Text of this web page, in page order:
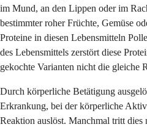
im Mund, an den Lippen oder im
bestimmter roher Früchte, Gemüse
Proteine in diesen Lebensmitteln
des Lebensmittels zerstört diese
gekochte Varianten nicht die gleiche
Durch körperliche Betätigung
Erkrankung, bei der körperliche
Reaktion auslöst. Manchmal tritt dies